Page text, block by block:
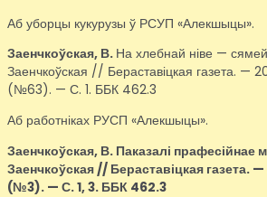
Аб уборцы кукурузы ў РСУП «Алекшыцы».
Заенчкоўская, В. На хлебнай ніве —
Заенчкоўская // Бераставіцкая газета. —
(№63). — С. 1. ББК 462.3
Аб работніках РУСП «Алекшыцы».
Заенчкоўская, В. Паказалі прафесійнае
Заенчкоўская // Бераставіцкая газета.
(№3). — С. 1, 3. ББК 462.3